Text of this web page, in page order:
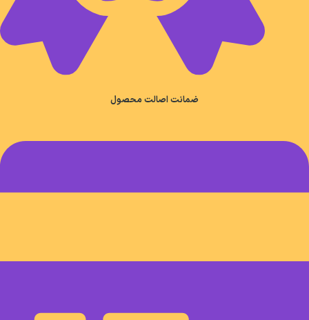
ضمانت اصالت محصول